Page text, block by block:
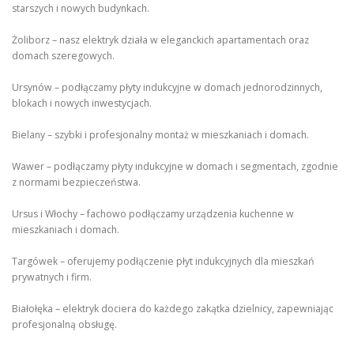
starszych i nowych budynkach.
Żoliborz – nasz elektryk działa w eleganckich apartamentach oraz
domach szeregowych.
Ursynów – podłączamy płyty indukcyjne w domach jednorodzinnych,
blokach i nowych inwestycjach.
Bielany – szybki i profesjonalny montaż w mieszkaniach i domach.
Wawer – podłączamy płyty indukcyjne w domach i segmentach, zgodnie
z normami bezpieczeństwa.
Ursus i Włochy – fachowo podłączamy urządzenia kuchenne w
mieszkaniach i domach.
Targówek – oferujemy podłączenie płyt indukcyjnych dla mieszkań
prywatnych i firm.
Białołęka – elektryk dociera do każdego zakątka dzielnicy, zapewniając
profesjonalną obsługę.